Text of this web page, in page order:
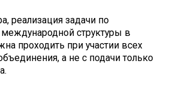
реализация задачи по
структуры в
проходить при участии всех
а не с подачи только